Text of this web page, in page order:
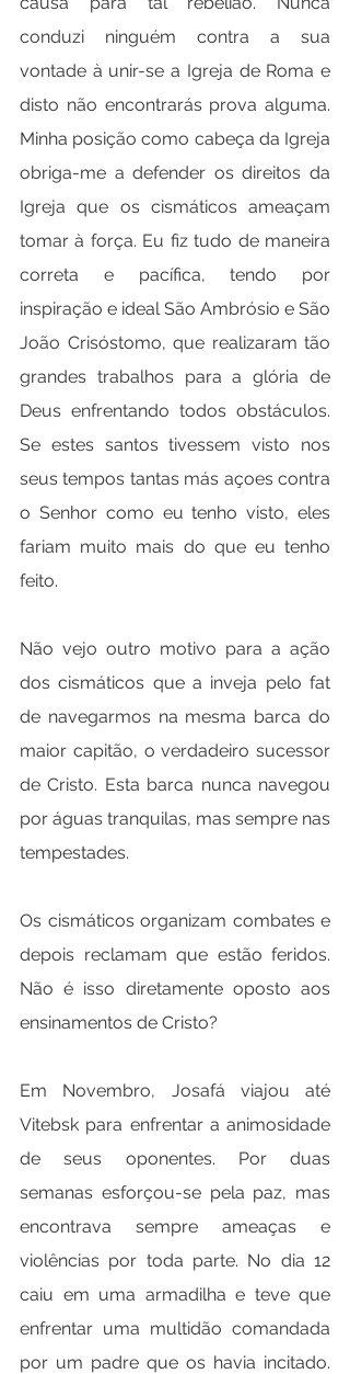
conduzi ninguém contra a sua
vontade à unir-se a Igreja de Roma e
disto não encontrarás prova alguma.
Minha posição como cabeça da Igreja
obriga-me a defender os direitos da
Igreja que os cismáticos ameaçam
tomar à força. Eu fiz tudo de maneira
correta e pacífica, tendo por
inspiração e ideal São Ambrósio e São
João Crisóstomo, que realizaram tão
grandes trabalhos para a glória de
Deus enfrentando todos obstáculos.
Se estes santos tivessem visto nos
seus tempos tantas más açoes contra
o Senhor como eu tenho visto, eles
fariam muito mais do que eu tenho
feito.
Não vejo outro motivo para a ação
dos cismáticos que a inveja pelo fat
de navegarmos na mesma barca do
maior capitão, o verdadeiro sucessor
de Cristo. Esta barca nunca navegou
por águas tranquilas, mas sempre nas
tempestades.
Os cismáticos organizam combates e
depois reclamam que estão feridos.
Não é isso diretamente oposto aos
ensinamentos de Cristo?
Em Novembro, Josafá viajou até
Vitebsk para enfrentar a animosidade
de seus oponentes. Por duas
semanas esforçou-se pela paz, mas
encontrava sempre ameaças e
violências por toda parte. No dia 12
caiu em uma armadilha e teve que
enfrentar uma multidão comandada
por um padre que os havia incitado.